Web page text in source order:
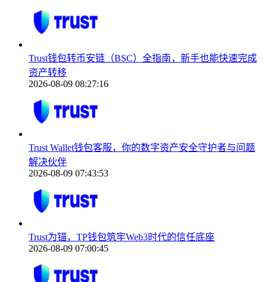
Trust钱包转币安链（BSC）全指南，新手也能快速完成
资产转移
2026-08-09 08:27:16
Trust Wallet钱包客服，你的数字资产安全守护者与问题
解决伙伴
2026-08-09 07:43:53
Trust为锚，TP钱包筑牢Web3时代的信任底座
2026-08-09 07:00:45